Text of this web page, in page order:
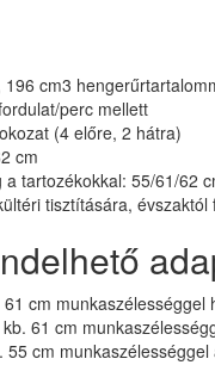
cm3
perc mellett
(4 előre, 2 hátra)
cm
tartozékokkal: 55/61/62
tisztítására,
61 cm munkaszélességgel
61 cm
55 cm